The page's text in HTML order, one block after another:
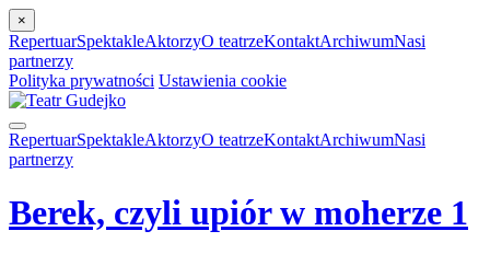
×
RepertuarSpektakleAktorzyO teatrzeKontaktArchiwumNasi
partnerzy
Polityka prywatności Ustawienia cookie
RepertuarSpektakleAktorzyO teatrzeKontaktArchiwumNasi
partnerzy
Berek, czyli upiór w moherze 1